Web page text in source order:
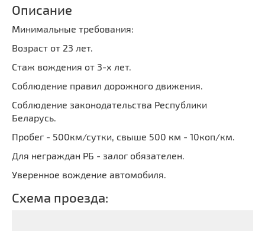
Описание
Минимальные требования:
Возраст от 23 лет.
Стаж вождения от 3-х лет.
Соблюдение правил дорожного движения.
Соблюдение законодательства Республики
Беларусь.
Пробег - 500км/сутки, свыше 500 км - 10коп/км.
Для неграждан РБ - залог обязателен.
Уверенное вождение автомобиля.
Схема проезда: